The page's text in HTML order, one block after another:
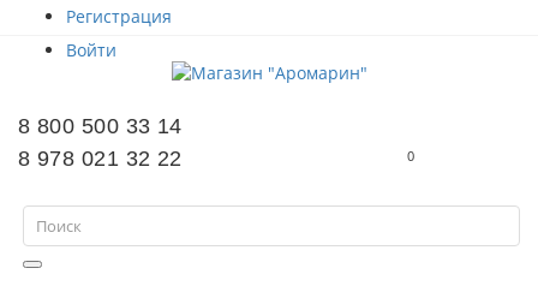
Регистрация
Войти
8 800 500 33 14
8 978 021 32 22
0